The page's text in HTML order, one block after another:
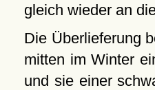
gleich wieder an
Die Überlieferung
mitten im Winter
und sie einer